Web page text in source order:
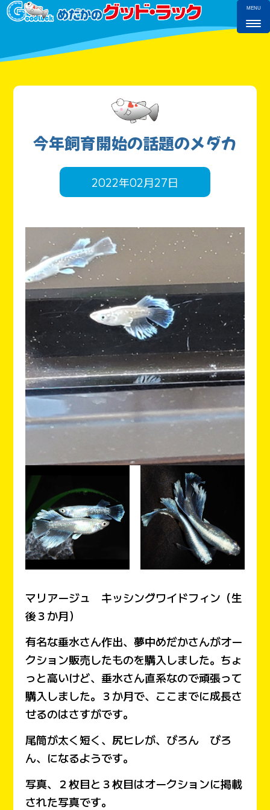
今年飼育開始の話題のメダカ
2022年02月27日
マリアージュ キッシングワイドフィン （生
後３か月）
有名な垂水さん作出、夢中めだかさんがオー
クション販売したものを購入しました。ちょ
っと高いけど、垂水さん直系なので頑張って
購入しました。３か月で、ここまでに成長さ
せるのはさすがです。
尾筒が太く短く、尻ヒレが、びろん びろ
ん、になるようです。
写真、２枚目と３枚目はオークションに掲載
された写真です。
MENU